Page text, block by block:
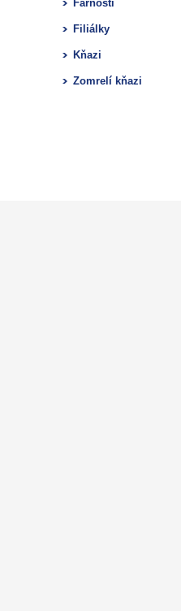
Farnosti
Filiálky
Kňazi
Zomrelí kňazi